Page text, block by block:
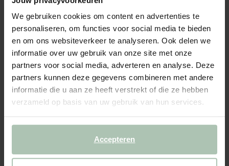
We gebruiken cookies om content en advertenties te
personaliseren, om functies voor social media te bieden
en om ons websiteverkeer te analyseren. Ook delen we
informatie over uw gebruik van onze site met onze
partners voor social media, adverteren en analyse. Deze
partners kunnen deze gegevens combineren met andere
informatie die u aan ze heeft verstrekt of die ze hebben
verzameld op basis van uw gebruik van hun services.
Accepteren
89.94 / 6 st.
Gekozen maat: Onesize
Levertijd: 1–2 werkdagen
BEKIJK WINKELVOORRAAD